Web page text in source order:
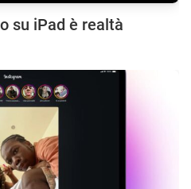
su iPad è realtà